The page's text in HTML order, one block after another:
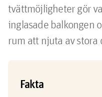
tvättmöjligheter gör
inglasade balkongen
rum att njuta av stora
Fakta